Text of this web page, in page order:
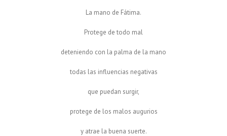
La mano de Fátima.
Protege de todo mal
deteniendo con la palma de la mano
todas las influencias negativas
que puedan surgir,
protege de los malos augurios
y atrae la buena suerte.